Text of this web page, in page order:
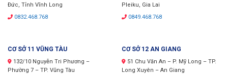
Đức, Tỉnh Vĩnh Long
0832.468.768
Pleiku, Gia Lai
0849.468.768
CƠ SỞ 11 VŨNG TÀU
132/10 Nguyễn Tri Phương –
Phường 7 – TP. Vũng Tàu
CƠ SỞ 12 AN GIANG
51 Chu Văn An – P. Mỹ Long – TP.
Long Xuyên – An Giang